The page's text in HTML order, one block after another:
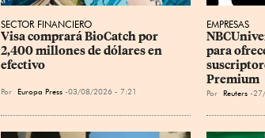
SECTOR FINANCIERO
Visa comprará BioCatch por
2,400 millones de dólares en
efectivo
Por Europa Press 03/08/2026 - 7:21
EMPRESAS
para
Premium
Por Reuters